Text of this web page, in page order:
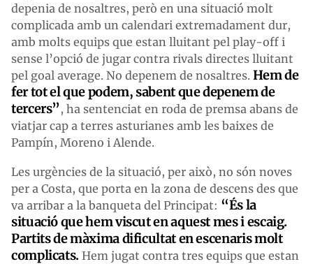
depenia de nosaltres, però en una situació molt
complicada amb un calendari extremadament dur,
amb molts equips que estan lluitant pel play-off i
sense l’opció de jugar contra rivals directes lluitant
pel goal average. No depenem de nosaltres. Hem de
fer tot el que podem, sabent que depenem de
tercers”, ha sentenciat en roda de premsa abans de
viatjar cap a terres asturianes amb les baixes de
Pampín, Moreno i Alende.
Les urgències de la situació, per això, no són noves
per a Costa, que porta en la zona de descens des que
va arribar a la banqueta del Principat: “És la
situació que hem viscut en aquest mes i escaig.
Partits de màxima dificultat en escenaris molt
complicats. Hem jugat contra tres equips que estan